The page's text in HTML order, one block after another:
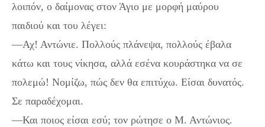
λοιπόν, ο δαίμονας στον Άγιο με μορφή μαύρου
παιδιού και του λέγει:
—Αχ! Αντώνιε. Πολλούς πλάνεψα, πολλούς έβαλα
κάτω και τους νίκησα, αλλά εσένα κουράστηκα να σε
πολεμώ! Νομίζω, πώς δεν θα επιτύχω. Είσαι δυνατός.
Σε παραδέχομαι.
—Και ποιος είσαι εσύ; τον ρώτησε ο Μ. Αντώνιος.